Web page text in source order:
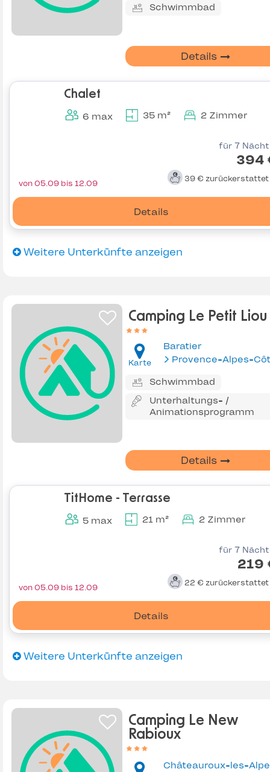
Schwimmbad
Details
Chalet
6 max 35 m² 2 Zimmer
für 7
394
39 € zurückerstattet
Details
von 05.09 bis 12.09
Weitere Unterkünfte anzeigen
Camping Le Petit Liou
Karte
Baratier
Schwimmbad
Unterhaltungs- /
Animationsprogramm
Details
TitHome - Terrasse
5 max 21 m² 2 Zimmer
für 7
219
22 € zurückerstattet
Details
von 05.09 bis 12.09
Weitere Unterkünfte anzeigen
Camping Le New
Rabioux
Châteauroux-les-